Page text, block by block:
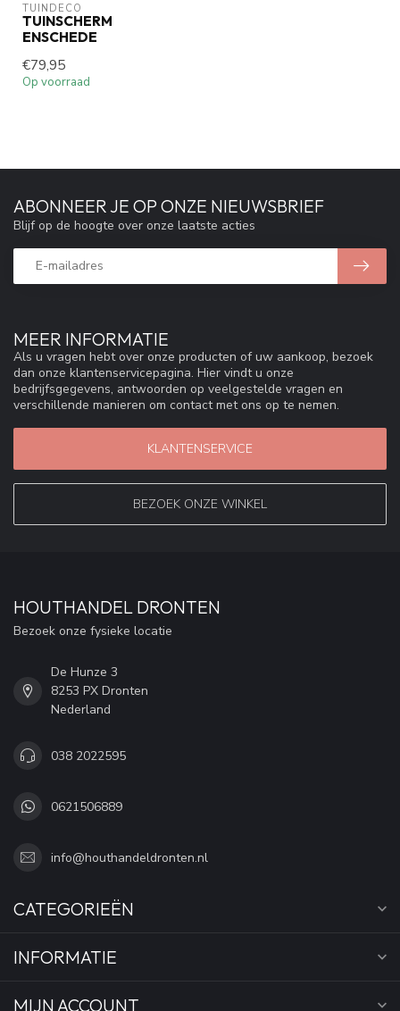
TUINDECO
TUINSCHERM
ENSCHEDE
€79,95
Op voorraad
MEER INFORMATIE
Als u vragen hebt over onze producten of uw aankoop, bezoek
dan onze klantenservicepagina. Hier vindt u onze
bedrijfsgegevens, antwoorden op veelgestelde vragen en
verschillende manieren om contact met ons op te nemen.
KLANTENSERVICE
BEZOEK ONZE WINKEL
ABONNEER JE OP ONZE NIEUWSBRIEF
Blijf op de hoogte over onze laatste acties
HOUTHANDEL DRONTEN
Bezoek onze fysieke locatie
De Hunze 3
8253 PX Dronten
Nederland
038 2022595
0621506889
info@houthandeldronten.nl
CATEGORIEËN
INFORMATIE
MIJN ACCOUNT